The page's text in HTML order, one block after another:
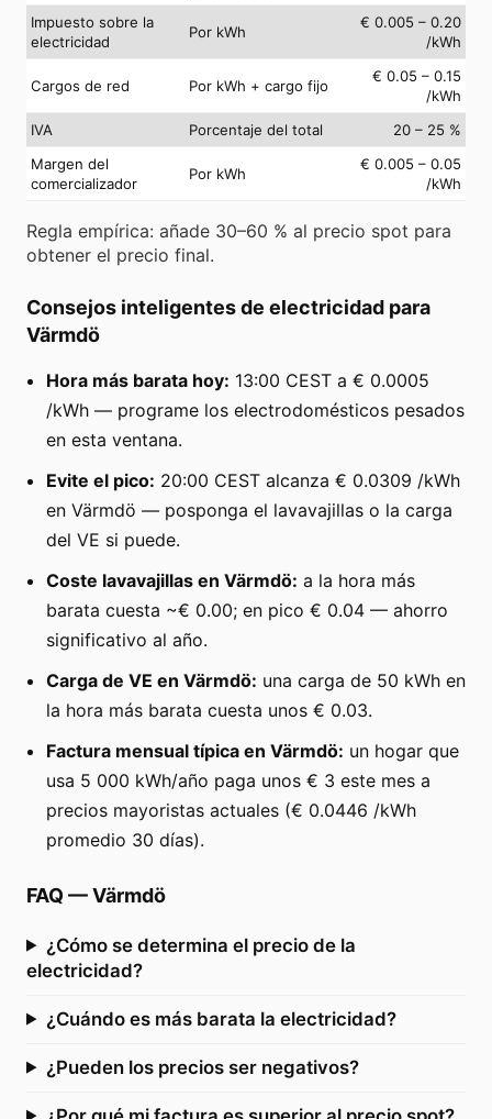
Impuesto sobre la
electricidad
Por kWh
€ 0.005 – 0.20
/kWh
Cargos de red Por kWh + cargo fijo
€ 0.05 – 0.15
/kWh
IVA
Porcentaje del total
20 – 25 %
Margen del
comercializador
Por kWh
€ 0.005 – 0.05
/kWh
Regla empírica: añade 30–60 % al precio spot para
obtener el precio final.
Consejos inteligentes de electricidad para
Värmdö
Hora más barata hoy: 13:00 CEST a € 0.0005
/kWh — programe los electrodomésticos pesados
en esta ventana.
Evite el pico: 20:00 CEST alcanza € 0.0309 /kWh
en Värmdö — posponga el lavavajillas o la carga
del VE si puede.
Coste lavavajillas en Värmdö: a la hora más
barata cuesta ~€ 0.00; en pico € 0.04 — ahorro
significativo al año.
Carga de VE en Värmdö: una carga de 50 kWh en
la hora más barata cuesta unos € 0.03.
Factura mensual típica en Värmdö: un hogar que
usa 5 000 kWh/año paga unos € 3 este mes a
precios mayoristas actuales (€ 0.0446 /kWh
promedio 30 días).
FAQ —Värmdö
¿Cómo se determina el precio de la
electricidad?
¿Cuándo es más barata la electricidad?
¿Pueden los precios ser negativos?